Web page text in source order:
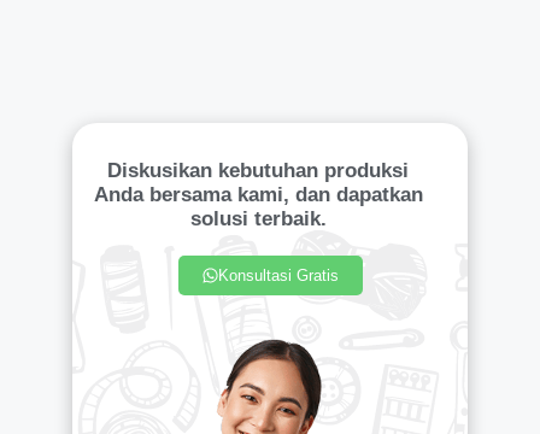
Diskusikan kebutuhan produksi
Anda bersama kami, dan dapatkan
solusi terbaik.
Konsultasi Gratis